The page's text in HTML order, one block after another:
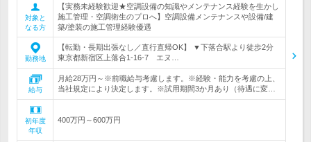
対象と
なる方
【実務未経験歓迎★空調設備の知識やメンテナンス経験を生かし
施工管理・空調衛生のプロへ】空調設備メンテナンスや設備/建
築/塗装の施工管理経験優遇
勤務地
【転勤・長期出張なし／直行直帰OK】 ▼下落合駅より徒歩2分
東京都新宿区上落合1-16-7 エヌ…
給与
月給28万円～※前職給与考慮します。※経験・能力を考慮の上、
当社規定により決定します。※試用期間3か月あり（待遇に変…
初年度
年収
400万円～600万円